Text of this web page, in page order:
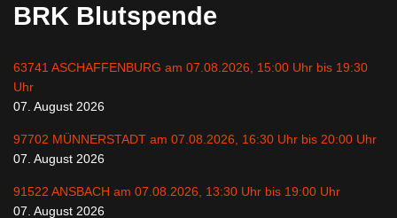
BRK Blutspende
63741 ASCHAFFENBURG am 07.08.2026, 15:00 Uhr bis 19:30
Uhr
07. August 2026
97702 MÜNNERSTADT am 07.08.2026, 16:30 Uhr bis 20:00 Uhr
07. August 2026
91522 ANSBACH am 07.08.2026, 13:30 Uhr bis 19:00 Uhr
07. August 2026